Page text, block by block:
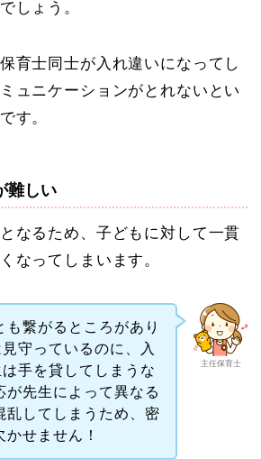
しょう。
育士同士が入れ違いになってし
ュニケーションがとれないとい
す。
難しい
なるため、子どもに対して一貫
なってしまいます。
主任保育士
も繋がるところがあり
守っているのに、入
手を貸してしまうな
が先生によって異なる
乱してしまうため、密
せません！